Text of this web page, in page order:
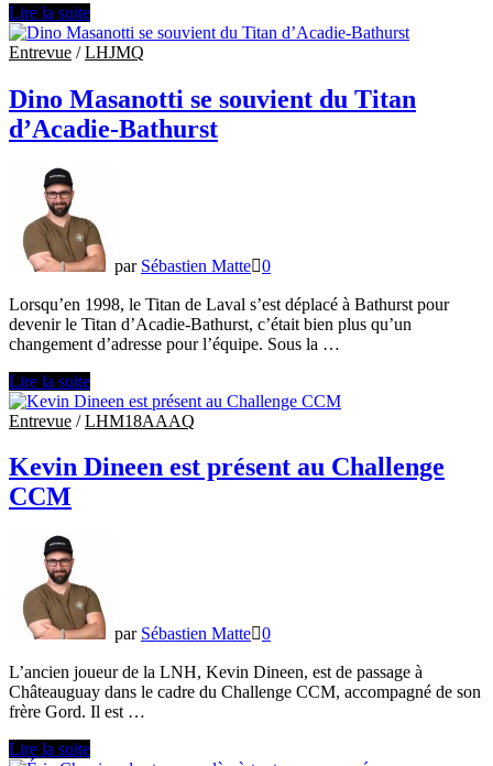
Justin
Tougas-
Jacques
avec
le
Phoenix
Montréal
saison
2025-
2026
Lire la suite
Entrevue /LHJMQ
Dino Masanotti se souvient du Titan
d’Acadie-Bathurst
par Sébastien Matte 0
Lorsqu’en 1998, le Titan de Laval s’est déplacé à Bathurst pour
devenir le Titan d’Acadie-Bathurst, c’était bien plus qu’un
changement d’adresse pour l’équipe. Sous la …
Dino
Masanotti
se
du
Titan
d’Acadie-
Lire la suite
Entrevue /LHM18AAAQ
Kevin Dineen est présent au Challenge
CCM
par Sébastien Matte 0
L’ancien joueur de la LNH, Kevin Dineen, est de passage à
Châteauguay dans le cadre du Challenge CCM, accompagné de son
frère Gord. Il est …
Kevin
Lire la suite